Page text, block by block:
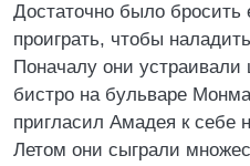
Достаточно было бросить
проиграть, чтобы
Поначалу они
бистро на бульваре
пригласил Амадея к себе
Летом они сыграли